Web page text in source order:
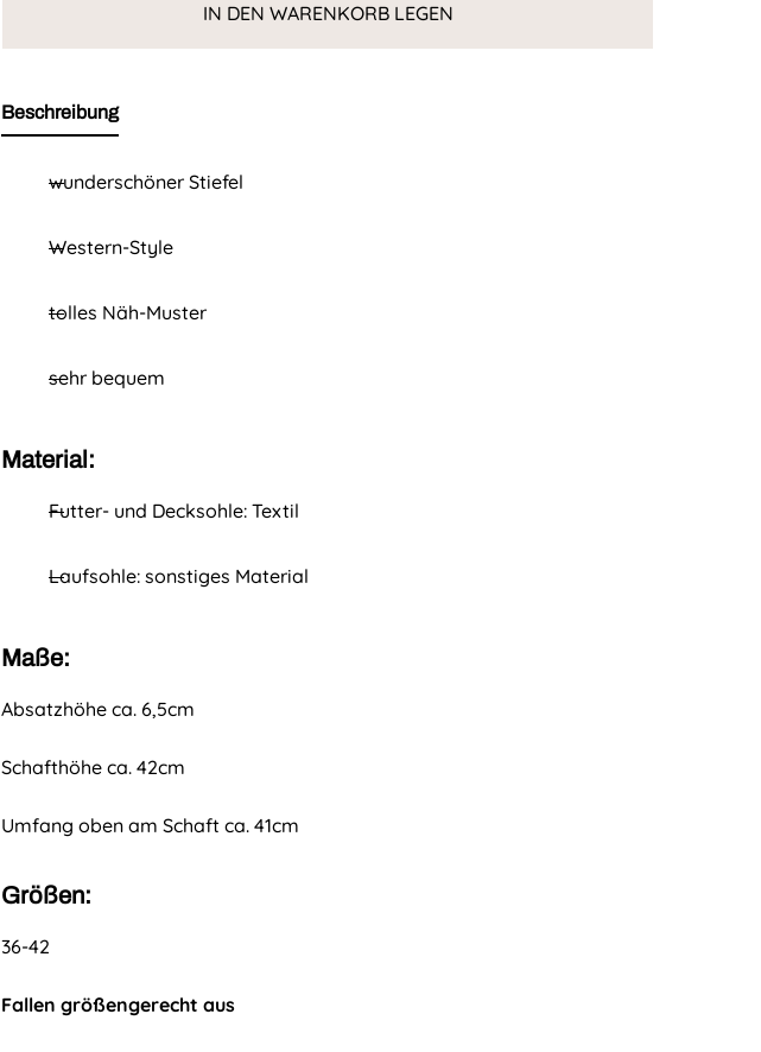
s
s
IN DEN WARENKORB LEGEN
Beschreibung
wunderschöner Stiefel
Western-Style
tolles Näh-Muster
sehr bequem
Material:
Futter- und Decksohle: Textil
Laufsohle: sonstiges Material
Maße:
Absatzhöhe ca. 6,5cm
Schafthöhe ca. 42cm
Umfang oben am Schaft ca. 41cm
Größen:
36-42
Fallen größengerecht aus